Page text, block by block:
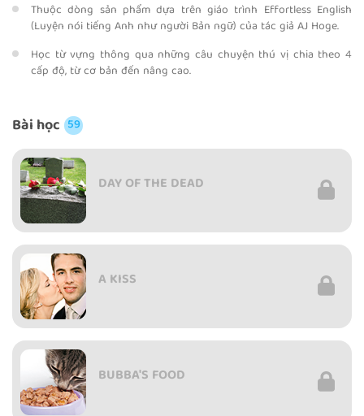
Thuộc dòng sản phẩm dựa trên giáo trình Effortless English
(Luyện nói tiếng Anh như người Bản ngữ) của tác giả AJ Hoge.
Học từ vựng thông qua những câu chuyện thú vị chia theo 4
cấp độ, từ cơ bản đến nâng cao.
Bài học 59
DAY OF THE DEAD
A KISS
BUBBA'S FOOD